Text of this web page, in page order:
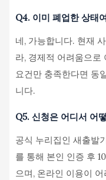
Q4. 이미 폐업한 상태
네, 가능합니다. 현재
라, 경제적 어려움으로
요건만 충족한다면 동
니다.
Q5. 신청은 어디서 어
공식 누리집인 새출
를 통해 본인 인증 후
으며, 온라인 이용이